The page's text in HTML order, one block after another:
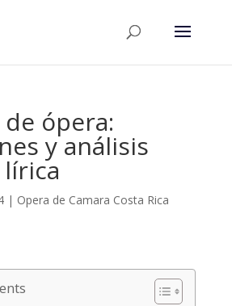
de ópera:
y análisis
| Opera de Camara Costa Rica